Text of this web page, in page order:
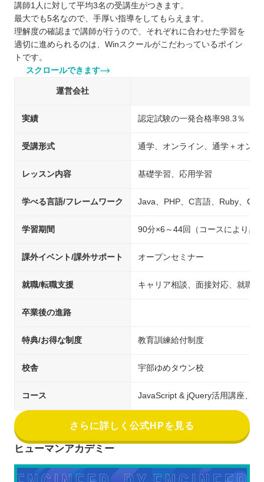
講師1人に対して平均3名の受講生がつきます。
最大でも5名なので、手厚い指導をしてもらえます。
理解度の確認まで講師が行うので、それぞれに合わせた学習を
適切に進められるのは、Winスクールがこだわっているポイン
トです。
スクロールできます
運営会社
実績 認定試験の一発合格率98.3％
受講形式 通学、オンライン、通学＋オンラ
レッスン内容 基礎学習、応用学習
学べる言語/フレームワーク Java、PHP、C言語、Ruby、C#
学習期間 90分×6～44回（コースにより異
課外イベント/課外サポート オープンセミナー
就職/転職支援 キャリア相談、面接対応、就職先
卒業後の進路
特典/お得な制度 教育訓練給付制度
校舎 宇部ゆめタウン校
コース JavaScript & jQuery活用講座、
さらに詳しく公式HPを見る
ヒューマンアカデミー